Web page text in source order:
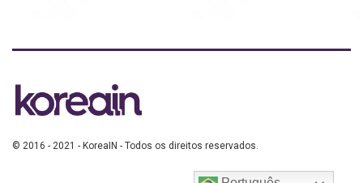
© 2016 - 2021 - KoreaIN - Todos os direitos reservados.